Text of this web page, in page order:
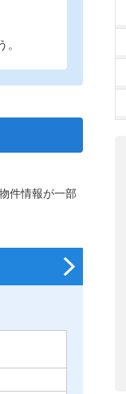
件情報が一部